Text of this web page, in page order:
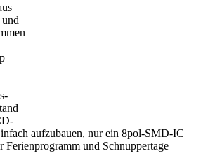
aufzubauen, nur ein 8pol-SMD-IC
Ferienprogramm und Schnuppertage